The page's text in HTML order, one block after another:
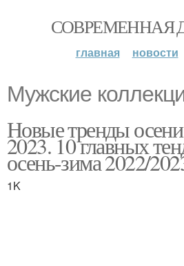
СОВРЕМЕННАЯ
главная новости
Мужские
Новые тренды
2023. 10 главных
осень-зима 2022/
1K